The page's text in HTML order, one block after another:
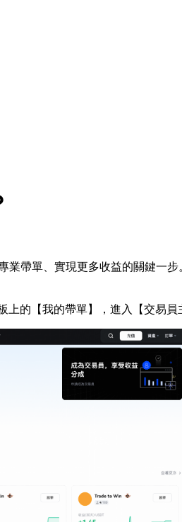
業帶單、實現更多收益的關鍵一
的【我的帶單】，進入【交易員